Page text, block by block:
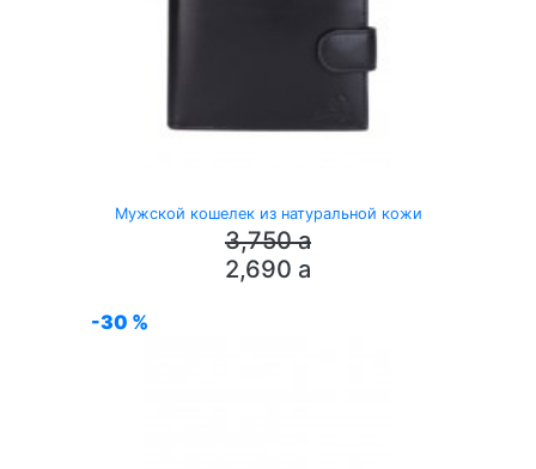
Мужской кошелек из натуральной кожи
3,750a
2,690 a
-30 %